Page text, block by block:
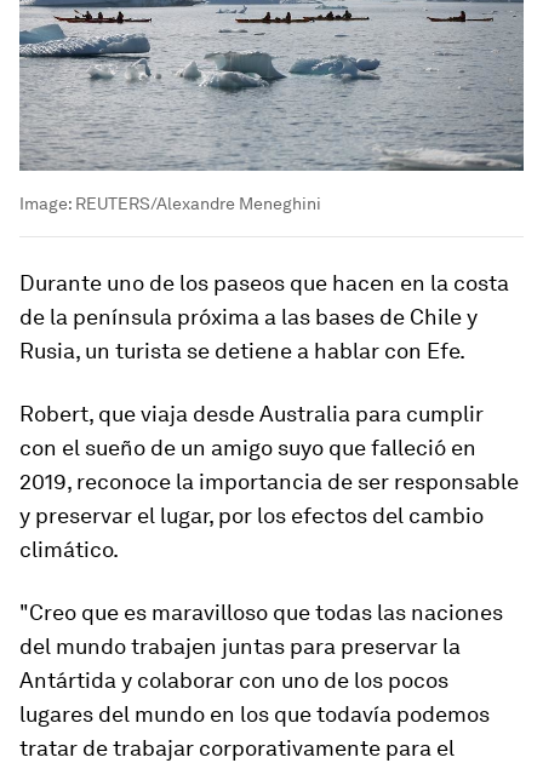
Image: REUTERS/Alexandre Meneghini
Durante uno de los paseos que hacen en la costa
de la península próxima a las bases de Chile y
Rusia, un turista se detiene a hablar con Efe.
Robert, que viaja desde Australia para cumplir
con el sueño de un amigo suyo que falleció en
2019, reconoce la importancia de ser responsable
y preservar el lugar, por los efectos del cambio
climático.
"Creo que es maravilloso que todas las naciones
del mundo trabajen juntas para preservar la
Antártida y colaborar con uno de los pocos
lugares del mundo en los que todavía podemos
tratar de trabajar corporativamente para el